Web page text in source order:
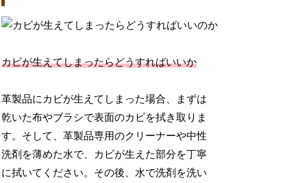
カビが生えてしまったらどうすればいいか
革製品にカビが生えてしまった場合、まずは
乾いた布やブラシで表面のカビを拭き取りま
す。そして、革製品専用のクリーナーや中性
洗剤を薄めた水で、カビが生えた部分を丁寧
に拭いてください。その後、水で洗剤を洗い